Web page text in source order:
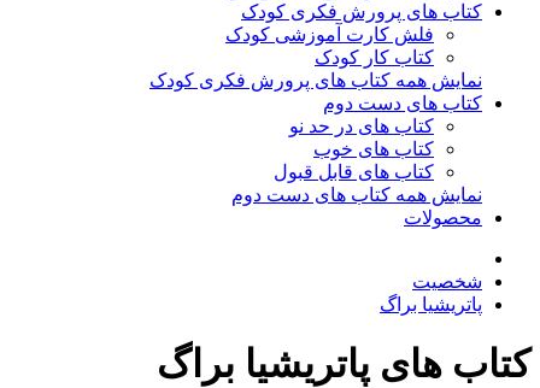
کتاب های پرورش فکری کودک
فلش کارت آموزشی کودک
کتاب کار کودک
نمایش همه کتاب های پرورش فکری کودک
کتاب های دست دوم
کتاب های در حد نو
کتاب های خوب
کتاب های قابل قبول
نمایش همه کتاب های دست دوم
محصولات
شخصیت
پاتریشیا براگ
کتاب های پاتریشیا براگ